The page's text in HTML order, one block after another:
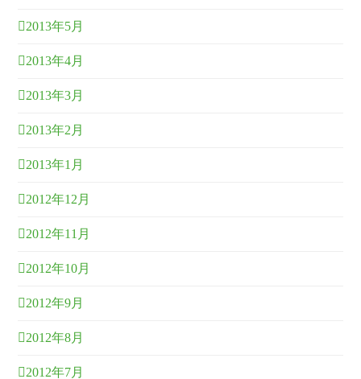
2013年5月
2013年4月
2013年3月
2013年2月
2013年1月
2012年12月
2012年11月
2012年10月
2012年9月
2012年8月
2012年7月